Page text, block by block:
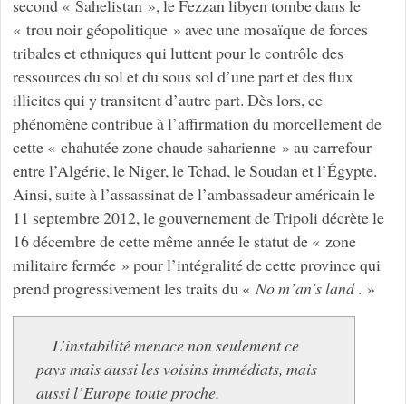
second « Sahelistan », le Fezzan libyen tombe dans le
« trou noir géopolitique » avec une mosaïque de forces
tribales et ethniques qui luttent pour le contrôle des
ressources du sol et du sous sol d’une part et des flux
illicites qui y transitent d’autre part. Dès lors, ce
phénomène contribue à l’affirmation du morcellement de
cette « chahutée zone chaude saharienne » au carrefour
entre l’Algérie, le Niger, le Tchad, le Soudan et l’Égypte.
Ainsi, suite à l’assassinat de l’ambassadeur américain le
11 septembre 2012, le gouvernement de Tripoli décrète le
16 décembre de cette même année le statut de « zone
militaire fermée » pour l’intégralité de cette province qui
prend progressivement les traits du « No m’an’s land. »
L’instabilité menace non seulement ce
pays mais aussi les voisins immédiats, mais
aussi l’Europe toute proche.